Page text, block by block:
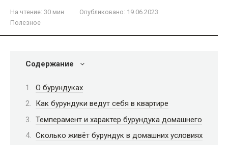
На чтение: 30 мин Опубликовано: 19.06.2023
Полезное
Содержание
О бурундуках
Как бурундуки ведут себя в квартире
Темперамент и характер бурундука домашнего
Сколько живёт бурундук в домашних условиях